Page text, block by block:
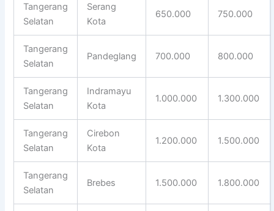
Tangerang
Selatan
Serang
Kota
650.000 750.000
Tangerang
Selatan
Pandeglang 700.000 800.000
Tangerang
Selatan
Indramayu
Kota
1.000.000 1.300.000
Tangerang
Selatan
Cirebon
Kota
1.200.000 1.500.000
Tangerang
Selatan
Brebes 1.500.000 1.800.000